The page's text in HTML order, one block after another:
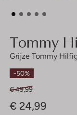
Tommy
Grijze Tommy
-50%
€ 49,99
€ 24,99